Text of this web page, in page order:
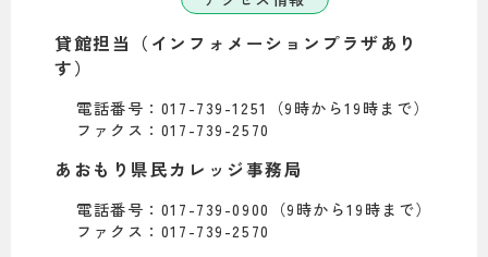
貸館担当（インフォメーションプラザあり
す）
電話番号：017-739-1251（9時から19時まで）
ファクス：017-739-2570
あおもり県民カレッジ事務局
電話番号：017-739-0900（9時から19時まで）
ファクス：017-739-2570